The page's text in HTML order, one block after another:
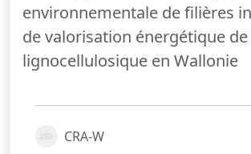
environnementale de filières
de valorisation énergétique
lignocellulosique en Wallonie
CRA-W